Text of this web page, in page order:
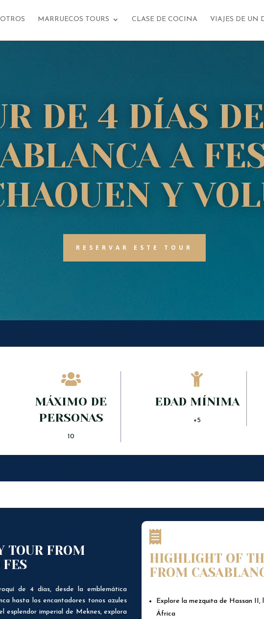
MARRUECOS TOURS CLASE DE COCINA VIAJES DE UN
DE 4 DÍAS
A
Y
RESERVAR ESTE TOUR

MÁXIMO DE
PERSONAS
10

EDAD MÍNIMA
+5
TOUR FROM
de 4 días, desde la emblemática
hasta los encantadores tonos azules
esplendor imperial de Meknes, explora

HIGHLIGHT OF
FROM
Explore la mezquita de Hassan II,
África